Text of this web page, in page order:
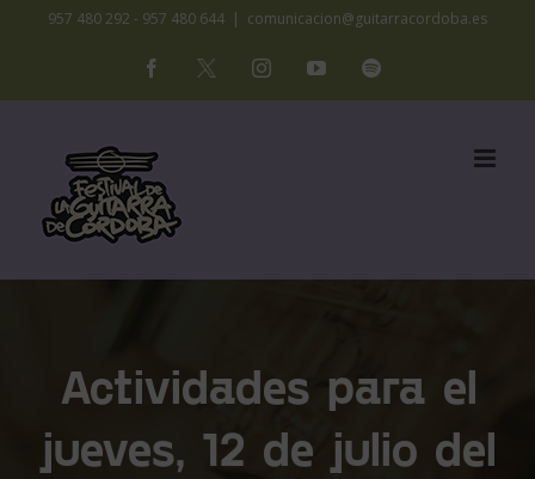
contenido
957 480 292 - 957 480 644 | comunicacion@guitarracordoba.es
Facebook
X InstagramYouTubeSpotify
Actividades para el
jueves, 12 de julio del